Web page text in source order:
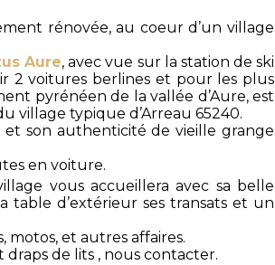
rénovée, au coeur d’un village
Aure, avec vue sur la station de ski
2 voitures berlines et pour les plus
pyrénéen de la vallée d’Aure, est
village typique d’Arreau 65240.
son authenticité de vieille grange
en voiture.
vous accueillera avec sa belle
table d’extérieur ses transats et un
motos, et autres affaires.
de lits , nous contacter.